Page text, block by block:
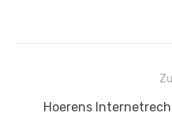
Vorheriger
Hoerens